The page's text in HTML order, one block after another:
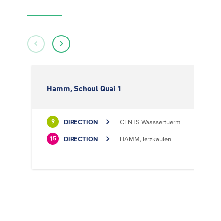
Hamm, Schoul Quai 1
9 DIRECTION CENTS Waassertuerm
15 DIRECTION HAMM, Ierzkaulen